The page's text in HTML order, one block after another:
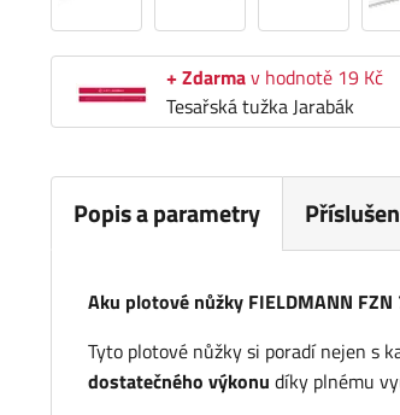
+ Zdarmav hodnotě 19 Kč
Tesařská tužka Jarabák
Popis a parametry
Aku plotové nůžky FIELDMANN
Tyto plotové nůžky si poradí nejen s
dostatečného výkonu díky plnému